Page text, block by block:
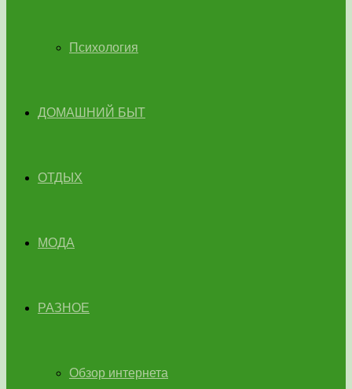
Психология
ДОМАШНИЙ БЫТ
ОТДЫХ
МОДА
РАЗНОЕ
Обзор интернета